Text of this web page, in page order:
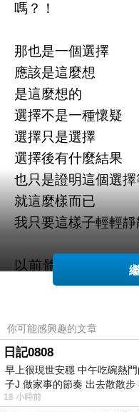
嗎？！
那也是一個選擇
應該是這麼想
是這麼想的
選擇不是一種懷疑
選擇只是選擇
選擇後有什麼結果
也只是證明這個選
就這麼樣而已
我只要這樣子輕輕
以前體認到所有的
可以包容這一切的
只有一個字只有一處
那就是愛
愛就只是愛
你可能感興趣的文章
日記0808
早上很現世安穩 中午吃碗熱
子J 做家事的節奏 出去散散
18 小時前